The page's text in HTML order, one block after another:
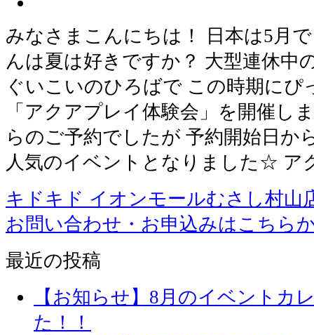
みなさまこんにちは！ 日本は5月
んは夏は好きですか？ 大型連休中
ぐいこいのひろばで この時期に
「アクアプレイ体験会」を開催し
らのご予約でしたが 予約開始日か
人気のイベントとなりました☆ ア
キドキド イオンモールむさし村山
お問い合わせ・お申込みはこちら
最近の投稿
【お知らせ】8月のイベントカ
た！！